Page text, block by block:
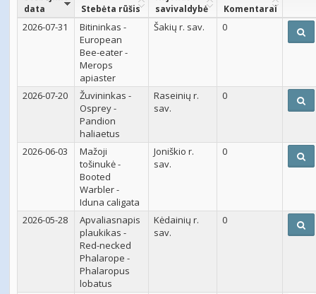
data
Stebėta rūšis
savivaldybė
Komentarai
2026-07-31
Bitininkas -
European
Bee-eater -
Merops
apiaster
Šakių r. sav. 0
2026-07-20
Žuvininkas -
Osprey -
Pandion
haliaetus
Raseinių r.
sav.
0
2026-06-03
Mažoji
tošinukė -
Booted
Warbler -
Iduna caligata
Joniškio r.
sav.
0
2026-05-28
Apvaliasnapis
plaukikas -
Red-necked
Phalarope -
Phalaropus
lobatus
Kėdainių r.
sav.
0